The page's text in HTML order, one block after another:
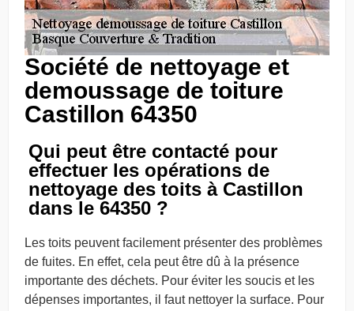
Société de nettoyage et
demoussage de toiture
Castillon 64350
Qui peut être contacté pour
effectuer les opérations de
nettoyage des toits à Castillon
dans le 64350 ?
Les toits peuvent facilement présenter des problèmes
de fuites. En effet, cela peut être dû à la présence
importante des déchets. Pour éviter les soucis et les
dépenses importantes, il faut nettoyer la surface. Pour